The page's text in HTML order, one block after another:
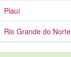
Piauí
Rio Grande do Norte